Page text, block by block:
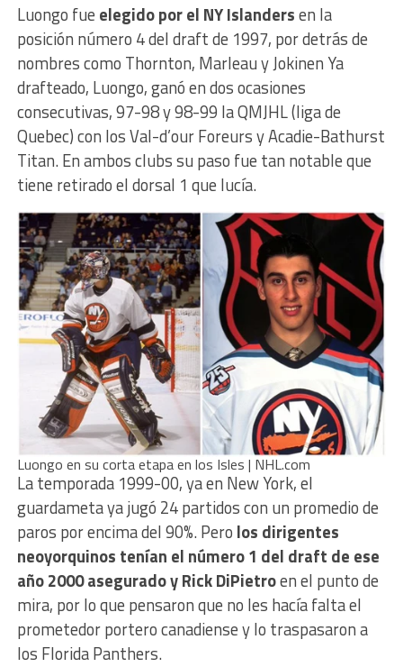
Luongo fue elegido por el NY Islandersen la
posición número 4 del draft de 1997, por detrás de
nombres como Thornton, Marleau y Jokinen Ya
drafteado, Luongo, ganó en dos ocasiones
consecutivas, 97-98 y 98-99 la QMJHL (liga de
Quebec) con los Val-d’our Foreurs y Acadie-Bathurst
Titan. En ambos clubs su paso fue tan notable que
tiene retirado el dorsal 1 que lucía.
Luongo en su corta etapa en los Isles | NHL.com
La temporada 1999-00, ya en New York, el
guardameta ya jugó 24 partidos con un promedio de
paros por encima del 90%. Pero los dirigentes
neoyorquinos tenían el número 1 del draft de ese
año 2000 asegurado y Rick DiPietroen el punto de
mira, por lo que pensaron que no les hacía falta el
prometedor portero canadiense y lo traspasaron a
los Florida Panthers.